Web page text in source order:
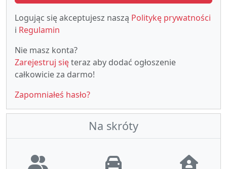
Logując się akceptujesz naszą Politykę prywatności
i Regulamin
Nie masz konta?
Zarejestruj sięteraz aby dodać ogłoszenie
całkowicie za darmo!
Zapomniałeś hasło?
Na skróty